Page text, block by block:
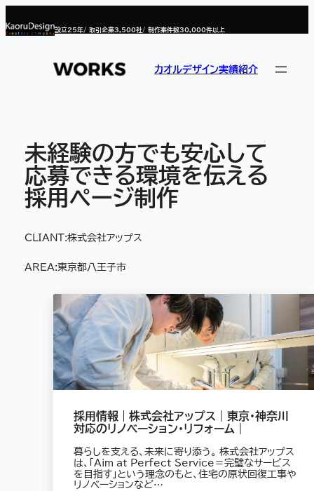
容
を
設立25年/ 取引企業3,500社/ 制作案件数30,000件以上
カオルデザイン実績紹介
未経験の方でも安心して
応募できる環境を伝える
採用ページ制作
CLIANT:株式会社アップス
AREA:東京都八王子市
採用情報 | 株式会社アップス｜東京・神奈川
対応のリノベーション・リフォーム｜
暮らしを支える、未来に寄り添う。 株式会社アップス
は、「Aim at Perfect Service＝完璧なサービス
を目指す」という理念のもと、住宅の原状回復工事や
リノベーションなど…